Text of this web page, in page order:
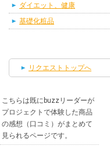
ダイエット、健康
基礎化粧品
リクエストトップへ
こちらは既にbuzzリーダーが
プロジェクトで体験した商品
の感想（口コミ）がまとめて
見られるページです。